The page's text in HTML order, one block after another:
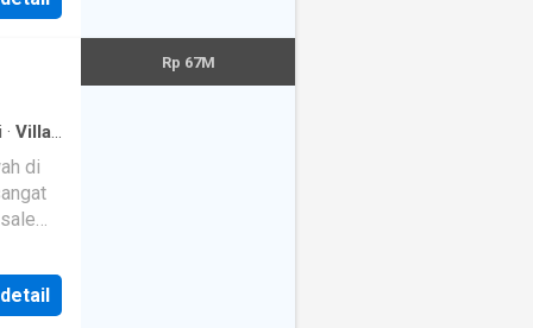
-
every
the
area
&
⁠Izin
· Villa ·
·
Rp 67M